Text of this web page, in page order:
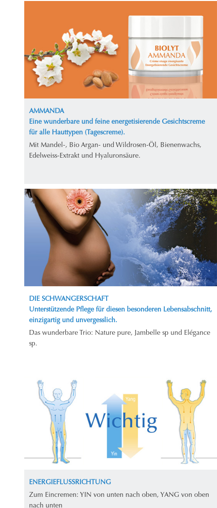
AMMANDA
Eine wunderbare und feine energetisierende Gesichtscreme
für alle Hauttypen (Tagescreme).
Mit Mandel-, Bio Argan- und Wildrosen-Öl, Bienenwachs,
Edelweiss-Extrakt und Hyaluronsäure.
DIE SCHWANGERSCHAFT
Unterstützende Pflege für diesen besonderen Lebensabschnitt,
einzigartig und unvergesslich.
Das wunderbare Trio: Nature pure, Jambelle sp und Elégance
sp.
ENERGIEFLUSSRICHTUNG
Zum Eincremen: YIN von unten nach oben, YANG von oben
nach unten